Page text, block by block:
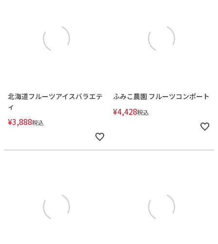
北海道フルーツアイスバラエテ
ィ
¥3,888税込
ふみこ農園 フルーツコンポート
¥4,428税込